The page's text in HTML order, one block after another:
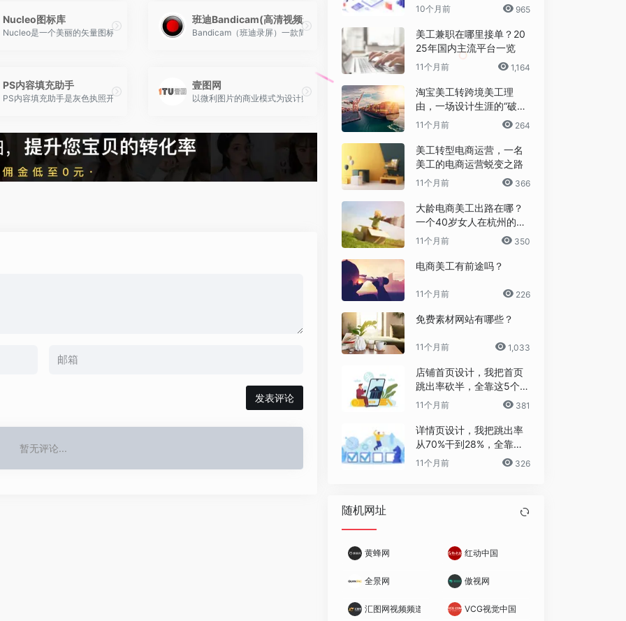
建于2013年1月，从最初的个人网站发展至今成为专业性设计平台网站，我们精选优秀设计作品分享，一点一滴积累，获得了众多设计师用户的喜爱。
Nucleo图标库
Nucleo是一个美丽的矢量图标库，一个强大的应用程序来收集、定制和输出所有图标。
班迪Bandicam(高清视频录制软件)
Bandicam（班迪录屏）一款简单好用的录屏大师，录屏幕，录游戏，录视频的功能强大的屏幕录像软件，比起其他
站。主要服务是提供免费PNG素材、艺术字、背景、办公PPT、摄影图、插画、图标ICON等设计内容。
PS内容填充助手
PS内容填充助手是灰色执照开发的又一款支持PS / Xd / Sketch / Figma的插件，它可以快速的填充各种类型的文字数据，让你的设计效果图看起来非常的真实，有了
壹图网
以微利图片的商业模式为设计师和美编提供超过8000万张低价优质的摄影图片、设计素材、创意图片、矢量图片等
发表评论
暂无评论...
10个月前 965
美工兼职在哪里接单？20
25年国内主流平台一览
11个月前 1,164
淘宝美工转跨境美工理
由，一场设计生涯的“破圈”
之旅
11个月前 264
美工转型电商运营，一名
美工的电商运营蜕变之路
11个月前 366
大龄电商美工出路在哪？
一个40岁女人在杭州的破
局日记
11个月前 350
电商美工有前途吗？
11个月前 226
免费素材网站有哪些？
11个月前 1,033
店铺首页设计，我把首页
跳出率砍半，全靠这5个流
量炼金术
11个月前 381
详情页设计，我把跳出率
从70%干到28%，全靠这6
个反人性套路
11个月前 326
随机网址
黄蜂网 红动中国
全景网 傲视网
汇图网视频频道 VCG视觉中国